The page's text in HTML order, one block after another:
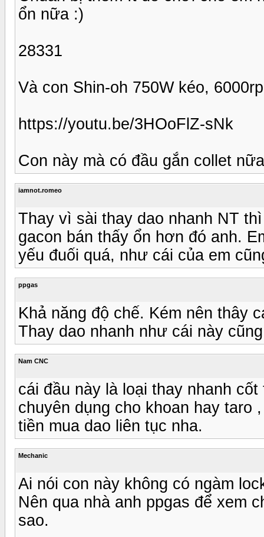
ổn nữa :)
28331
Và con Shin-oh 750W kéo,
https://youtu.be/3HOoFlZ-sNk
Con này mà có đầu gắn collet
iamnot.romeo
Thay vì sài thay dao nhanh NT
gacon bán thấy ổn hơn đó anh.
yếu đuối quá, như cái của em
ppgas
Khả năng độ chế. Kém nên thây
Thay dao nhanh như cái này
Nam CNC
cái đầu này là loại thay nhanh
chuyên dụng cho khoan hay taro
tiền mua dao liên tục nha.
Mechanic
Ai nói con này không có ngàm
Nên qua nhà anh ppgas để xem
sao.